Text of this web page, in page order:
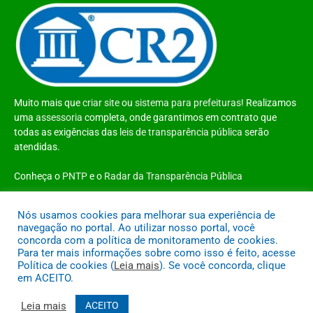
Muito mais quecriar siteou sistema para prefeituras! Realizamos
uma assessoria completa, onde garantimos em contrato que
todas as exigências das leis de transparência pública serão
atendidas.
Conheça o PNTPe o Radar da Transparência Pública
Todos os direitos reservados a Prefeitura Municipal de Santo Antônio do
Tauá
Acessar Área Administrativa
Nós usamos cookies para melhorar sua experiência de
navegação no portal. Ao utilizar nosso portal, você
concorda com a política de monitoramento de cookies.
Para ter mais informações sobre como isso é feito, acesse
Política de cookies (Leia mais). Se você concorda, clique
em ACEITO.
Leia mais ACEITO